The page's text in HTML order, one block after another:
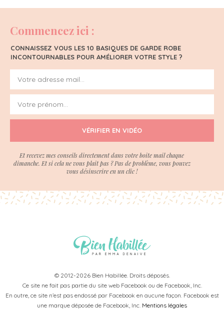
Commencez ici :
CONNAISSEZ VOUS LES 10 BASIQUES DE GARDE ROBE
INCONTOURNABLES POUR AMÉLIORER VOTRE STYLE ?
VÉRIFIER EN VIDÉO
Et recevez mes conseils directement dans votre boite mail chaque
dimanche. Et si cela ne vous plait pas ? Pas de problème, vous pouvez
vous désinscrire en un clic !
© 2012-2026 Bien Habillée. Droits déposés.
Ce site ne fait pas partie du site web Facebook ou de Facebook, Inc.
En outre, ce site n’est pas endossé par Facebook en aucune façon. Facebook est
une marque déposée de Facebook, Inc. Mentions légales